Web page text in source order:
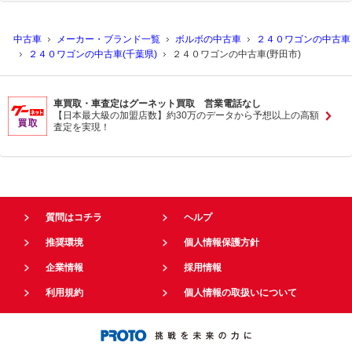
中古車 メーカー・ブランド一覧 ボルボの中古車
２４０ワゴンの中古車
２４０ワゴンの中古車(千葉県)
２４０ワゴンの中古車(野田市)
車買取・車査定はグーネット買取 営業電話なし
【日本最大級の加盟店数】約30万のデータから予想以上の高額
査定を実現！
質問はコチラ ヘルプ
推奨環境 個人情報保護方針
企業情報 採用情報
利用規約 個人情報の取扱いについて